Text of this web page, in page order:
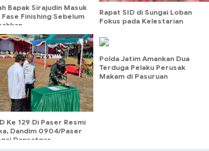
Bapak Sirajudin Masuk
Fase Finishing Sebelum
Rapat SID di Sungai Loban
Fokus pada Kelestarian
Ke 129 Di Paser Resmi
Dandim 0904/Paser
Dansatgas
Polda Jatim Amankan Dua
Terduga Pelaku Perusak
Makam di Pasuruan